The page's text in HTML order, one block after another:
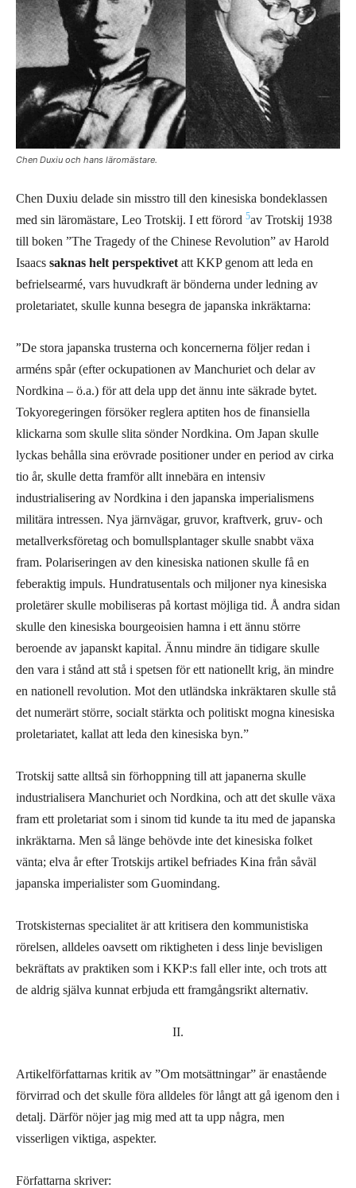
Chen Duxiu och hans läromästare.
Chen Duxiu delade sin misstro till den kinesiska bondeklassen
med sin läromästare, Leo Trotskij. I ett förord 5av Trotskij 1938
till boken ”The Tragedy of the Chinese Revolution” av Harold
Isaacs saknas helt perspektivet att KKP genom att leda en
befrielsearmé, vars huvudkraft är bönderna under ledning av
proletariatet, skulle kunna besegra de japanska inkräktarna:
”De stora japanska trusterna och koncernerna följer redan i
arméns spår (efter ockupationen av Manchuriet och delar av
Nordkina – ö.a.) för att dela upp det ännu inte säkrade bytet.
Tokyoregeringen försöker reglera aptiten hos de finansiella
klickarna som skulle slita sönder Nordkina. Om Japan skulle
lyckas behålla sina erövrade positioner under en period av cirka
tio år, skulle detta framför allt innebära en intensiv
industrialisering av Nordkina i den japanska imperialismens
militära intressen. Nya järnvägar, gruvor, kraftverk, gruv- och
metallverksföretag och bomullsplantager skulle snabbt växa
fram. Polariseringen av den kinesiska nationen skulle få en
feberaktig impuls. Hundratusentals och miljoner nya kinesiska
proletärer skulle mobiliseras på kortast möjliga tid. Å andra sidan
skulle den kinesiska bourgeoisien hamna i ett ännu större
beroende av japanskt kapital. Ännu mindre än tidigare skulle
den vara i stånd att stå i spetsen för ett nationellt krig, än mindre
en nationell revolution. Mot den utländska inkräktaren skulle stå
det numerärt större, socialt stärkta och politiskt mogna kinesiska
proletariatet, kallat att leda den kinesiska byn.”
Trotskij satte alltså sin förhoppning till att japanerna skulle
industrialisera Manchuriet och Nordkina, och att det skulle växa
fram ett proletariat som i sinom tid kunde ta itu med de japanska
inkräktarna. Men så länge behövde inte det kinesiska folket
vänta; elva år efter Trotskijs artikel befriades Kina från såväl
japanska imperialister som Guomindang.
Trotskisternas specialitet är att kritisera den kommunistiska
rörelsen, alldeles oavsett om riktigheten i dess linje bevisligen
bekräftats av praktiken som i KKP:s fall eller inte, och trots att
de aldrig själva kunnat erbjuda ett framgångsrikt alternativ.
II.
Artikelförfattarnas kritik av ”Om motsättningar” är enastående
förvirrad och det skulle föra alldeles för långt att gå igenom den i
detalj. Därför nöjer jag mig med att ta upp några, men
visserligen viktiga, aspekter.
Författarna skriver: